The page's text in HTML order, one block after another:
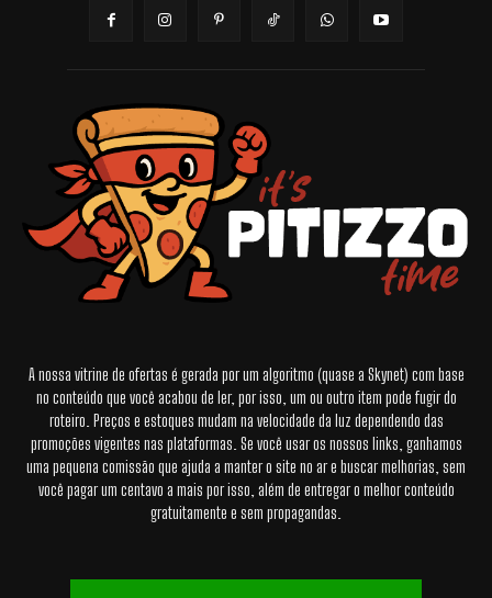
A nossa vitrine de ofertas é gerada por um algoritmo (quase a Skynet) com base
no conteúdo que você acabou de ler, por isso, um ou outro item pode fugir do
roteiro. Preços e estoques mudam na velocidade da luz dependendo das
promoções vigentes nas plataformas. Se você usar os nossos links, ganhamos
uma pequena comissão que ajuda a manter o site no ar e buscar melhorias, sem
você pagar um centavo a mais por isso, além de entregar o melhor conteúdo
gratuitamente e sem propagandas.